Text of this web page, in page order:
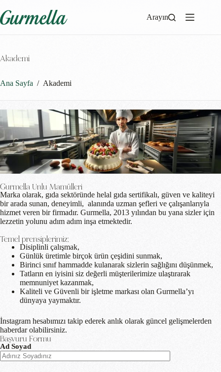
Arayın
Akademi
Ana Sayfa / Akademi
Gurmella Unlu Mamülleri
Marka olarak, gıda sektöründe helal gıda sertifikalı, güven ve kaliteyi
bir arada sunan, deneyimli, alanında uzman şefleri ve çalışanlarıyla
hizmet veren bir firmadır. Gurmella, 2013 yılından bu yana sizler için
lezzetin yolunu adım adım inşa etmektedir.
Temel prensiplerimiz;
Disiplinli çalışmak,
Günlük üretimle birçok ürün çeşidini sunmak,
Birinci sınıf hammadde kulanarak sizlerin sağlığını düşünmek,
Tatların en iyisini siz değerli müşterilerimize ulaştırarak
memnuniyet kazanmak,
Kaliteli ve Güvenli bir işletme markası olan Gurmella’yı
dünyaya yaymaktır.
İnstagram hesabımızı takip ederek anlık olarak güncel gelişmelerden
haberdar olabilirsiniz.
Başvuru Formu
Ad Soyad